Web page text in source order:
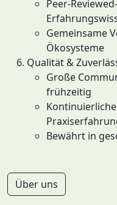
Peer-
Gemeinsame
Ökosysteme
Qualität &
Große
frühzeitig
Bewährt in
Über uns